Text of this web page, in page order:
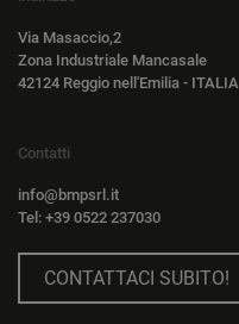
Via Masaccio,2
Zona Industriale Mancasale
42124 Reggio nell'Emilia - ITALIA
Contatti
info@bmpsrl.it
Tel: +39 0522 237030
CONTATTACI SUBITO!